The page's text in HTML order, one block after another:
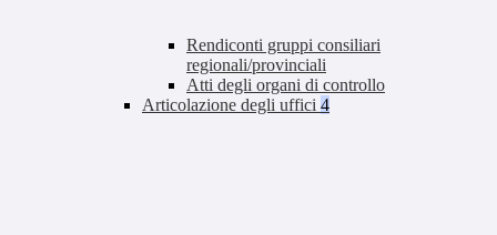
Rendiconti gruppi consiliari
regionali/provinciali
Atti degli organi di controllo
Articolazione degli uffici 4